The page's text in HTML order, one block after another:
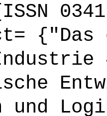
und